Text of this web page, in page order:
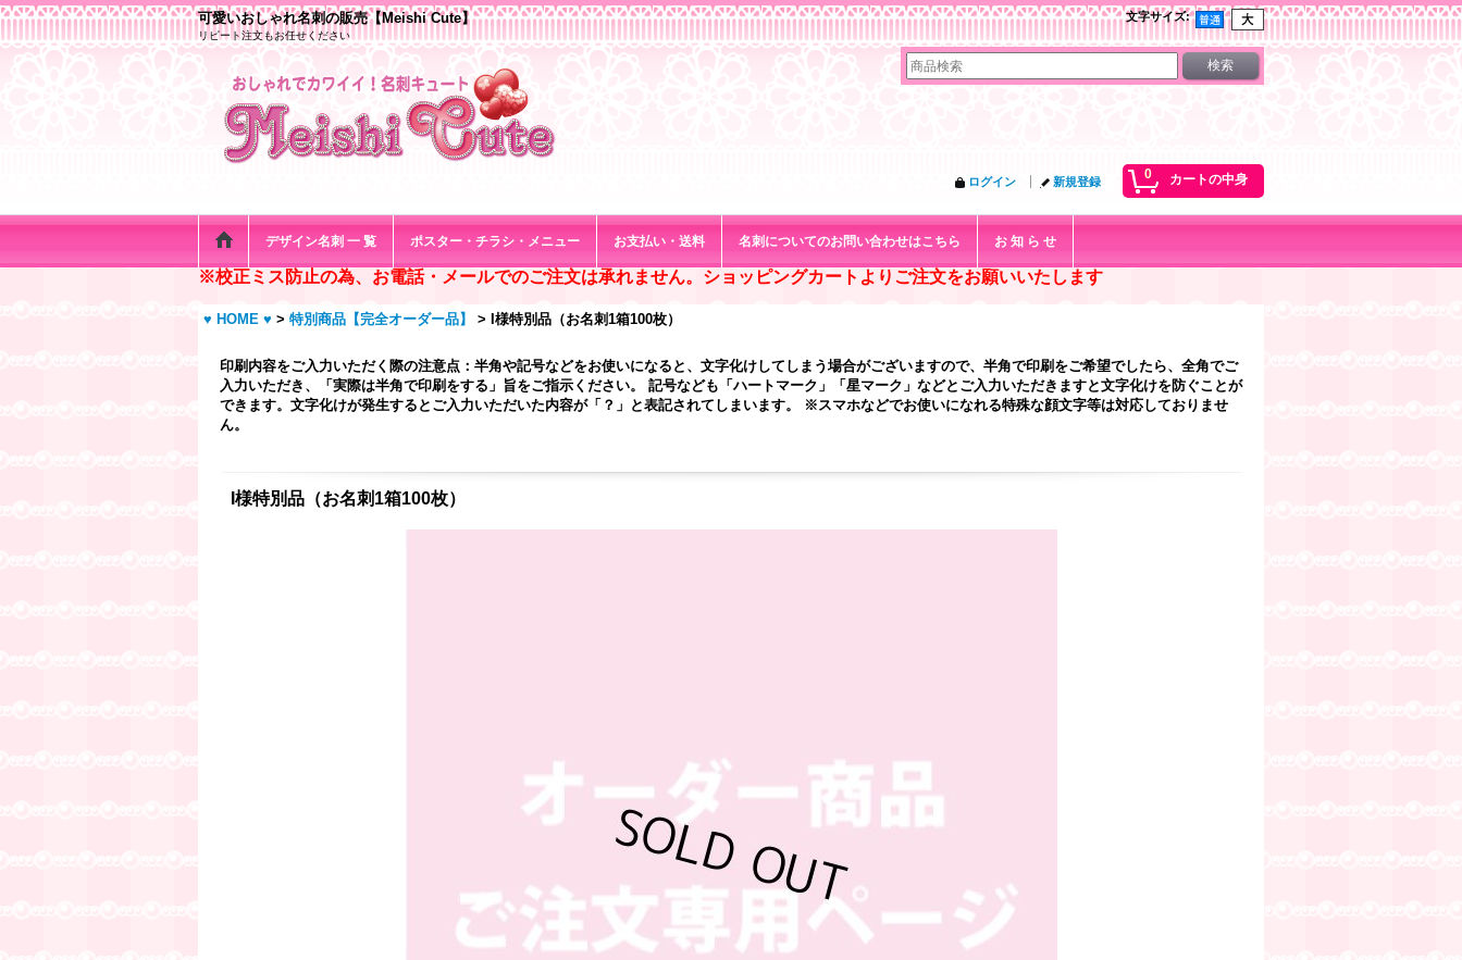
可愛いおしゃれ名刺の販売【Meishi Cute】
リピート注文もお任せください
文字サイズ:
0 カートの中身
ログイン 新規登録
デザイン名刺 一 覧 ポスター・チラシ・メニュー お支払い・送料 名刺についてのお問い合わせはこちら お 知 ら せ
※校正ミス防止の為、お電話・メールでのご注文は承れません。ショッピングカートよりご注文をお願いいたします
♥ HOME ♥ > 特別商品【完全オーダー品】 > I様特別品（お名刺1箱100枚）
印刷内容をご入力いただく際の注意点：半角や記号などをお使いになると、文字化けしてしまう場合がございますので、半角で印刷をご希望でしたら、全角でご
入力いただき、「実際は半角で印刷をする」旨をご指示ください。 記号なども「ハートマーク」「星マーク」などとご入力いただきますと文字化けを防ぐことが
できます。文字化けが発生するとご入力いただいた内容が「？」と表記されてしまいます。 ※スマホなどでお使いになれる特殊な顔文字等は対応しておりませ
ん。
I様特別品（お名刺1箱100枚）